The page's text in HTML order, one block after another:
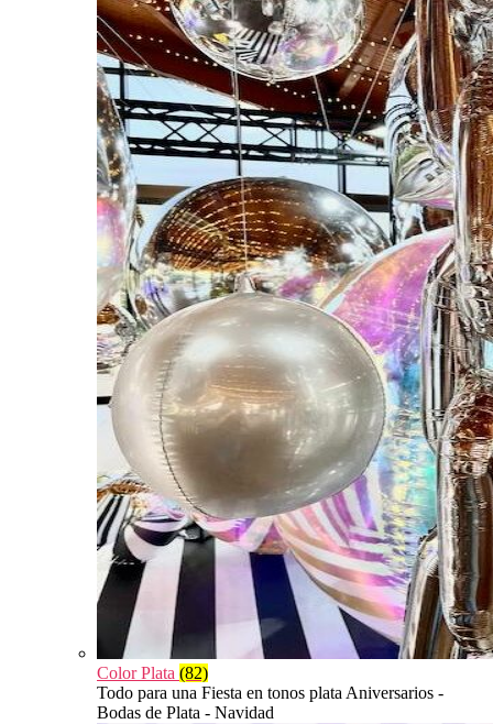
Color Plata (82)
Todo para una Fiesta en tonos plata Aniversarios -
Bodas de Plata - Navidad